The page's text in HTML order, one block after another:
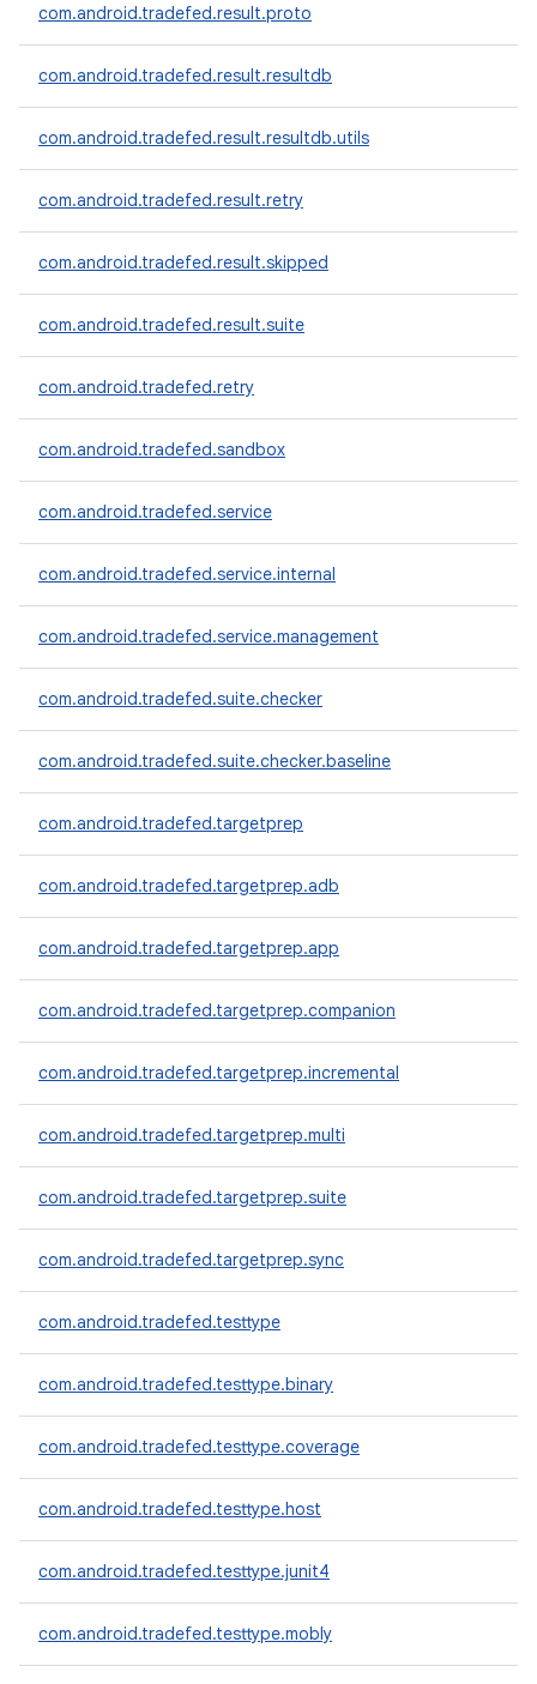
com.android.tradefed.result.proto
com.android.tradefed.result.resultdb
com.android.tradefed.result.resultdb.utils
com.android.tradefed.result.retry
com.android.tradefed.result.skipped
com.android.tradefed.result.suite
com.android.tradefed.retry
com.android.tradefed.sandbox
com.android.tradefed.service
com.android.tradefed.service.internal
com.android.tradefed.service.management
com.android.tradefed.suite.checker
com.android.tradefed.suite.checker.baseline
com.android.tradefed.targetprep
com.android.tradefed.targetprep.adb
com.android.tradefed.targetprep.app
com.android.tradefed.targetprep.companion
com.android.tradefed.targetprep.incremental
com.android.tradefed.targetprep.multi
com.android.tradefed.targetprep.suite
com.android.tradefed.targetprep.sync
com.android.tradefed.testtype
com.android.tradefed.testtype.binary
com.android.tradefed.testtype.coverage
com.android.tradefed.testtype.host
com.android.tradefed.testtype.junit4
com.android.tradefed.testtype.mobly